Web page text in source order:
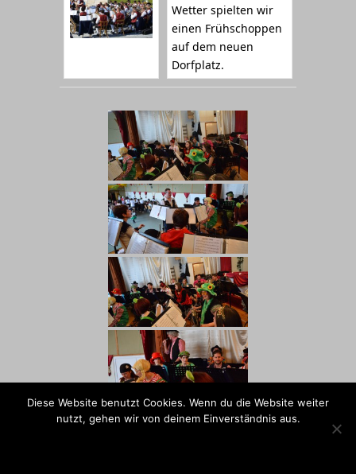
Wetter spielten wir
einen Frühschoppen
auf dem neuen
Dorfplatz.
Diese Website benutzt Cookies. Wenn du die Website weiter
nutzt, gehen wir von deinem Einverständnis aus.